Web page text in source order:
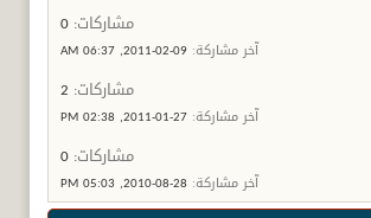
مشاركات:
آخر مشاركة: 06:37 AM
مشاركات:
آخر مشاركة: 02:38 PM
مشاركات:
آخر مشاركة: 05:03 PM